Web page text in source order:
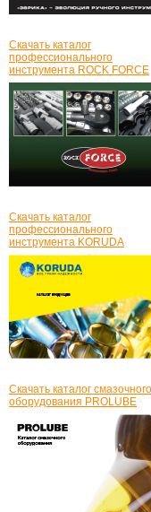
Скачать каталог
профессионального
инструмента ROCK FORCE
Скачать каталог
профессионального
инструмента KORUDA
Скачать каталог смазочного
оборудования PROLUBE